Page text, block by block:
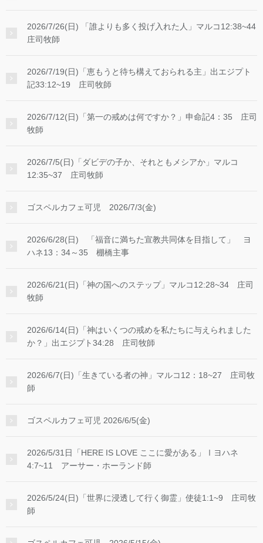
2026/7/26(日) 「誰よりも多く投げ入れた人」マルコ12:38~44
庄司牧師
2026/7/19(日)「恵もうと待ち構えておられる主」出エジプト
記33:12~19 庄司牧師
2026/7/12(日)「第一の戒めは何ですか？」申命記4：35 庄司
牧師
2026/7/5(日)「ダビデの子か、それともメシアか」マルコ
12:35~37 庄司牧師
ゴスペルカフェ可児 2026/7/3(金)
2026/6/28(日) 「福音に満ちた宣教共同体を目指して」 ヨ
ハネ13：34～35 棚橋主事
2026/6/21(日)「神の国へのステップ」マルコ12:28~34 庄司
牧師
2026/6/14(日)「神はいくつの戒めを私たちに与えられました
か？」出エジプト34:28 庄司牧師
2026/6/7(日)「生きている者の神」マルコ12：18~27 庄司牧
師
ゴスペルカフェ可児 2026/6/5(金)
2026/5/31日「HERE IS LOVE ここに愛がある」Ⅰヨハネ
4:7~11 アーサー・ホーランド師
2026/5/24(日)「世界に浸透して行く御霊」使徒1:1~9 庄司牧
師